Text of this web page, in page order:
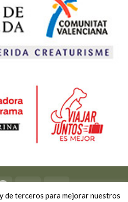
de terceros para mejorar nuestros